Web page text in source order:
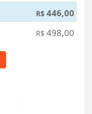
R$ 446,00
R$ 498,00